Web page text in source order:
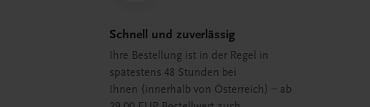
Schnell und zuverlässig
Ihre Bestellung ist in der Regel in
spätestens 48 Stunden bei
Ihnen (innerhalb von Österreich) – ab